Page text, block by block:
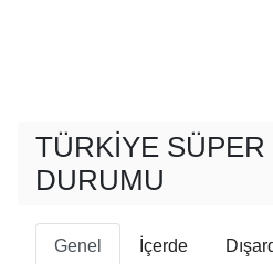
TÜRKIYE SÜPER
DURUMU
Genel İçerde